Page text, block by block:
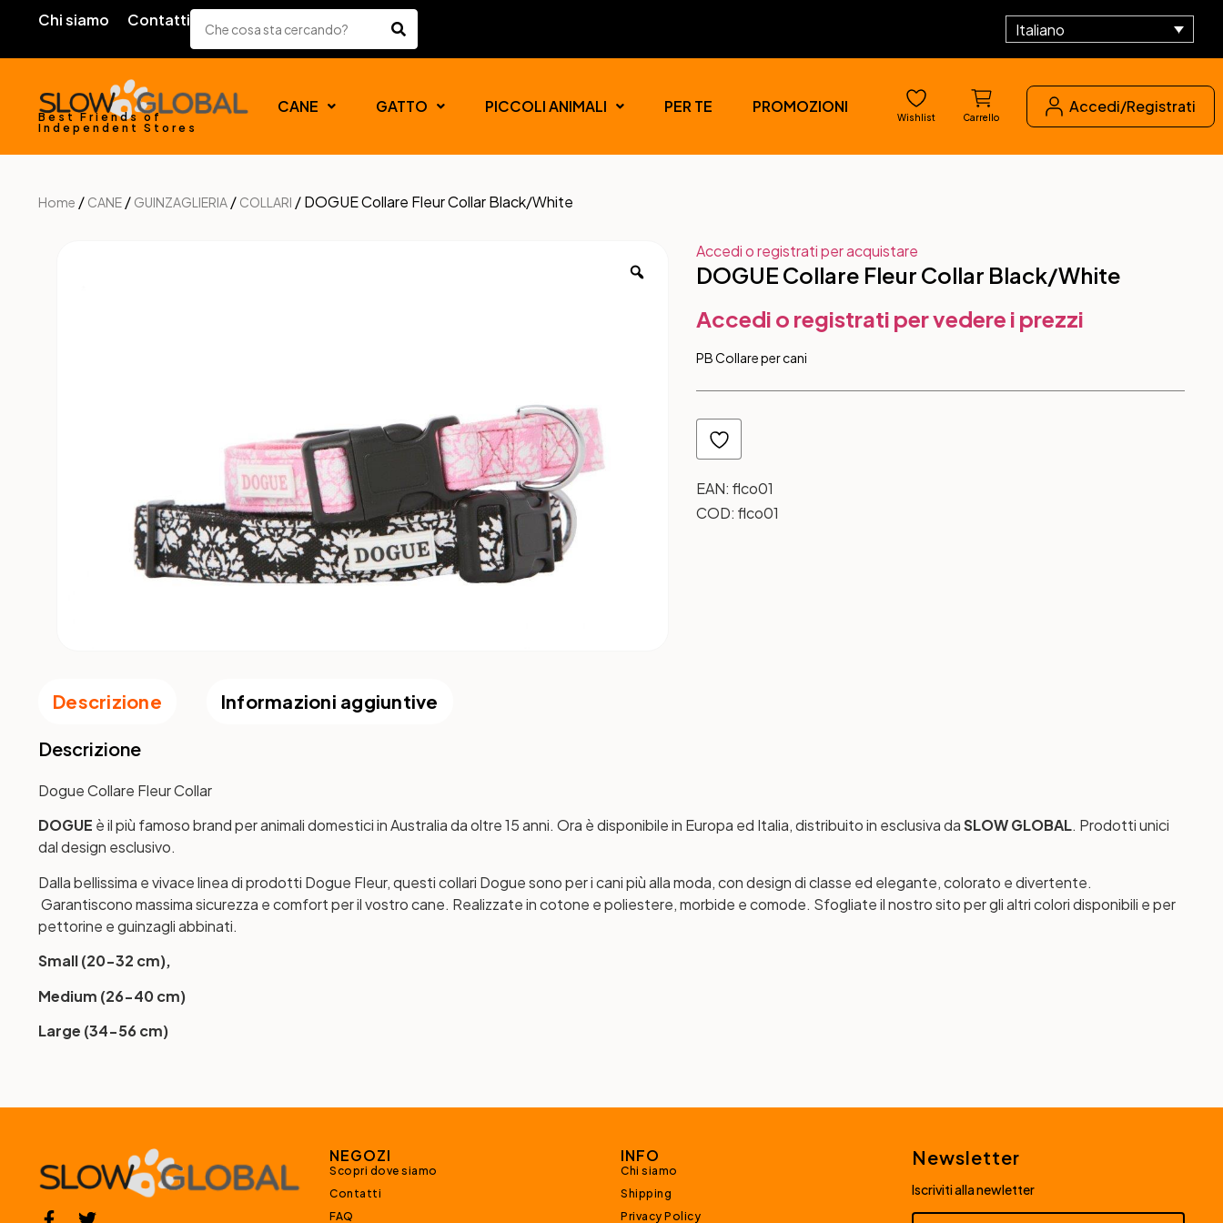
Chi siamo Contatti
Italiano
Best Friends of
Independent Stores
CANE GATTO PICCOLI ANIMALI PER TE PROMOZIONI
Wishlist Carrello
Accedi/Registrati
Home / CANE / GUINZAGLIERIA / COLLARI / DOGUE Collare Fleur Collar Black/White
Accedi o registrati per acquistare
DOGUE Collare Fleur Collar Black/White
Accedi o registrati per vedere i prezzi
PB Collare per cani
EAN: flco01
COD: flco01
Descrizione Informazioni aggiuntive
Descrizione
Dogue Collare Fleur Collar
DOGUE è il più famoso brand per animali domestici in Australia da oltre 15 anni. Ora è disponibile in Europa ed Italia, distribuito in esclusiva daSLOW GLOBAL. Prodotti unici
dal design esclusivo.
Dalla bellissima e vivace linea di prodotti Dogue Fleur, questi collari Dogue sono per i cani più alla moda, con design di classe ed elegante, colorato e divertente.
Garantiscono massima sicurezza e comfort per il vostro cane. Realizzate in cotone e poliestere, morbide e comode. Sfogliate il nostro sito per gli altri colori disponibili e per
pettorine e guinzagli abbinati.
Small (20-32 cm),
Medium (26-40 cm)
Large (34-56 cm)
NEGOZI
Scopri dove siamo
Contatti
FAQ
INFO
Chi siamo
Shipping
Privacy Policy
Newsletter
Iscriviti alla newletter